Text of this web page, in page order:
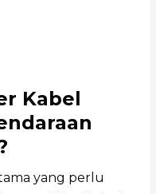
Kabel
yang perlu